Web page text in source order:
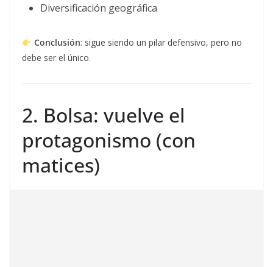
Diversificación geográfica
Conclusión: sigue siendo un pilar defensivo, pero no
debe ser el único.
2. Bolsa: vuelve el
protagonismo (con
matices)